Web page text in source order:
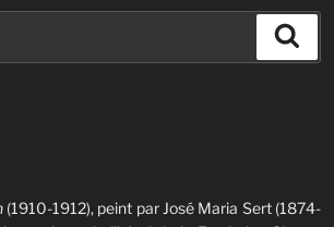
(1910-1912), peint par José Maria Sert (1874-